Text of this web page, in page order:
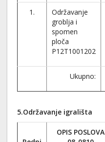
1.
Održavanje
groblja i
spomen
ploča
P12T1001202
Ukupno:
5.Održavanje igrališta
OPIS POSLOVA